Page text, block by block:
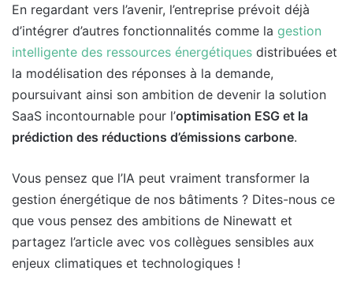
En regardant vers l’avenir, l’entreprise prévoit déjà
d’intégrer d’autres fonctionnalités comme la gestion
intelligente des ressources énergétiques distribuées et
la modélisation des réponses à la demande,
poursuivant ainsi son ambition de devenir la solution
SaaS incontournable pour l’optimisation ESG et la
prédiction des réductions d’émissions carbone.
Vous pensez que l’IA peut vraiment transformer la
gestion énergétique de nos bâtiments ? Dites-nous ce
que vous pensez des ambitions de Ninewatt et
partagez l’article avec vos collègues sensibles aux
enjeux climatiques et technologiques !